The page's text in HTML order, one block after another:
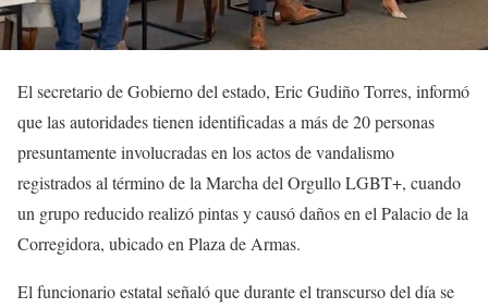
El secretario de Gobierno del estado, Eric Gudiño Torres, informó
que las autoridades tienen identificadas a más de 20 personas
presuntamente involucradas en los actos de vandalismo
registrados al término de la Marcha del Orgullo LGBT+, cuando
un grupo reducido realizó pintas y causó daños en el Palacio de la
Corregidora, ubicado en Plaza de Armas.
El funcionario estatal señaló que durante el transcurso del día se